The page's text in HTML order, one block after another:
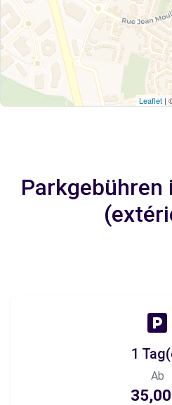
Leaflet |
Parkgebühren
1
Ab